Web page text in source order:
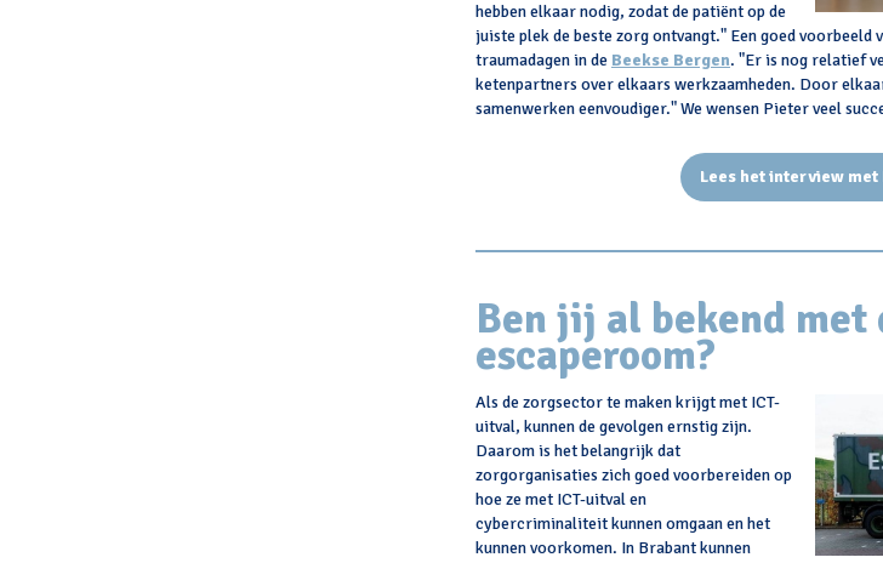
hebben elkaar nodig, zodat de patiënt op de
juiste plek de beste zorg ontvangt." Een goed voorbeeld
traumadagen in de Beekse Bergen. "Er is nog relatief
ketenpartners over elkaars werkzaamheden. Door
samenwerken eenvoudiger." We wensen Pieter veel
Lees het interview
Ben jij al bekend met
escaperoom?
Als de zorgsector te maken krijgt met ICT-
uitval, kunnen de gevolgen ernstig zijn.
Daarom is het belangrijk dat
zorgorganisaties zich goed voorbereiden op
hoe ze met ICT-uitval en
cybercriminaliteit kunnen omgaan en het
kunnen voorkomen. In Brabant kunnen